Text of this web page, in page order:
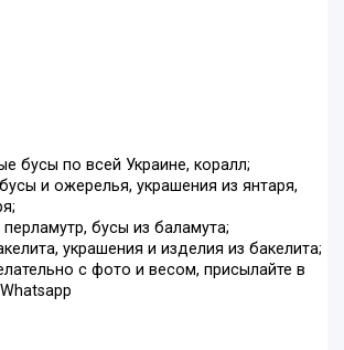
бусы по всей Украине, коралл;
и ожерелья, украшения из янтаря,
бусы из баламута;
украшения и изделия из бакелита;
с фото и весом, присылайте в